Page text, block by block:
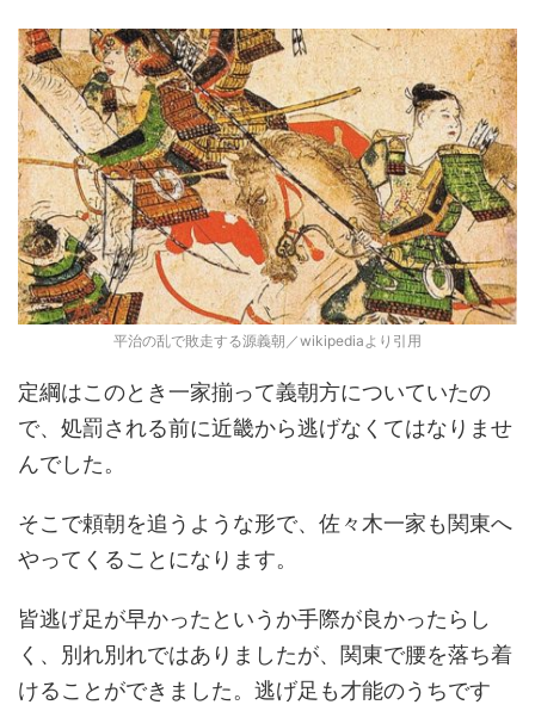
平治の乱で敗走する源義朝／wikipediaより引用
定綱はこのとき一家揃って義朝方についていたの
で、処罰される前に近畿から逃げなくてはなりませ
んでした。
そこで頼朝を追うような形で、佐々木一家も関東へ
やってくることになります。
皆逃げ足が早かったというか手際が良かったらし
く、別れ別れではありましたが、関東で腰を落ち着
けることができました。逃げ足も才能のうちです